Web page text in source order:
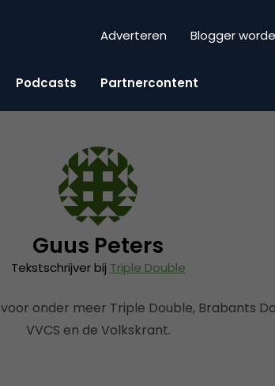
Adverteren Blogger
Podcasts Partnercontent
Guus Peters
Tekstschrijver bij Triple Double
onder meer Triple Double, Brabants
VVCS en de Volkskrant.